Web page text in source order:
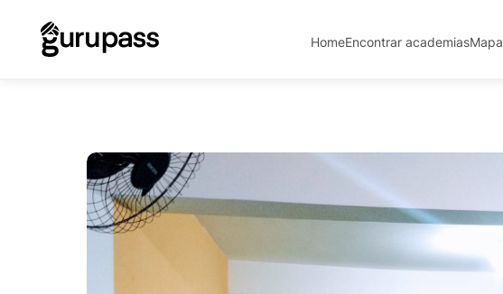
HomeEncontrar academiasMapa